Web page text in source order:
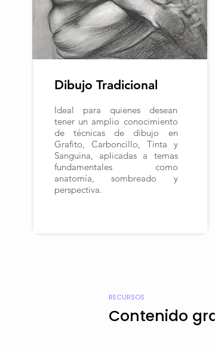
Dibujo Tradicional
Ideal para quienes desean
tener un amplio conocimiento
de técnicas de dibujo en
Grafito, Carboncillo, Tinta y
Sanguina, aplicadas a temas
fundamentales como
anatomía, sombreado y
perspectiva.
RECURSOS
Contenido